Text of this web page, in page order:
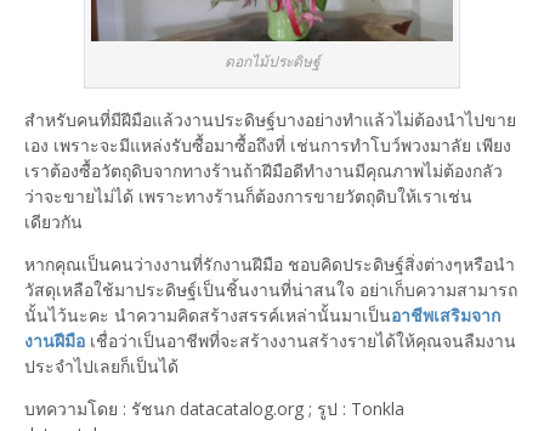
ดอกไม้ประดิษฐ์
สำหรับคนที่มีฝีมือแล้วงานประดิษฐ์บางอย่างทำแล้วไม่ต้องนำไปขาย
เอง เพราะจะมีแหล่งรับซื้อมาซื้อถึงที่ เช่นการทำโบว์พวงมาลัย เพียง
เราต้องซื้อวัตถุดิบจากทางร้านถ้าฝีมือดีทำงานมีคุณภาพไม่ต้องกลัว
ว่าจะขายไม่ได้ เพราะทางร้านก็ต้องการขายวัตถุดิบให้เราเช่น
เดียวกัน
หากคุณเป็นคนว่างงานที่รักงานฝีมือ ชอบคิดประดิษฐ์สิ่งต่างๆหรือนำ
วัสดุเหลือใช้มาประดิษฐ์เป็นชิ้นงานที่น่าสนใจ อย่าเก็บความสามารถ
นั้นไว้นะคะ นำความคิดสร้างสรรค์เหล่านั้นมาเป็นอาชีพเสริมจาก
งานฝีมือ เชื่อว่าเป็นอาชีพที่จะสร้างงานสร้างรายได้ให้คุณจนลืมงาน
ประจำไปเลยก็เป็นได้
บทความโดย : รัชนก datacatalog.org ; รูป : Tonkla